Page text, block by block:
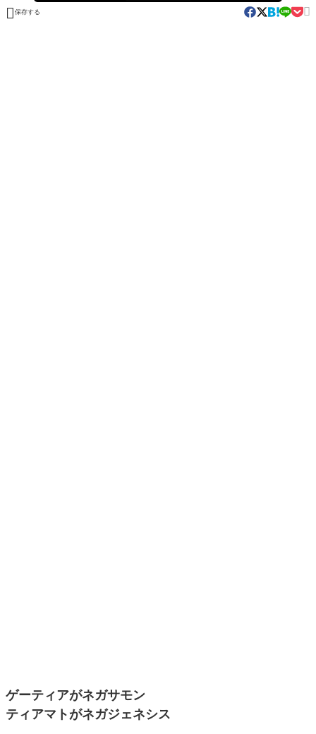
 保存する 
ゲーティアがネガサモン
ティアマトがネガジェネシス